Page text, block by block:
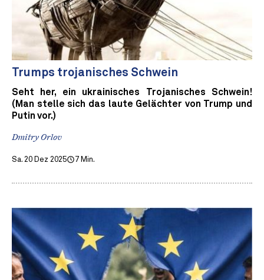
Trumps trojanisches Schwein
Seht her, ein ukrainisches Trojanisches Schwein!
(Man stelle sich das laute Gelächter von Trump und
Putin vor.)
Dmitry Orlov
Sa. 20 Dez 2025 7 Min.